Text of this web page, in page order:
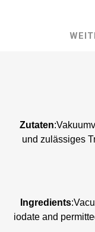
Zutaten
und zulässiges
Ingredients
iodate and